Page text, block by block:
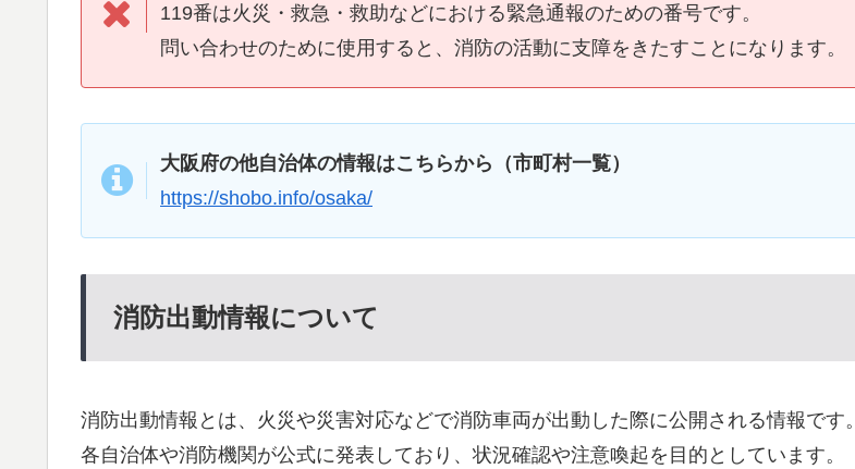
119番は火災・救急・救助などにおける緊急通報のための番号です。
問い合わせのために使用すると、消防の活動に支障をきたすことになります。
大阪府の他自治体の情報はこちらから（市町村一覧）
https://shobo.info/osaka/
消防出動情報について
消防出動情報とは、火災や災害対応などで消防車両が出動した際に公開される情報です。
各自治体や消防機関が公式に発表しており、状況確認や注意喚起を目的としています。